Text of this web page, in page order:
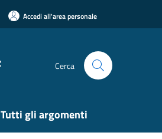
Accedi all'area personale
Cerca
Tutti gli argomenti